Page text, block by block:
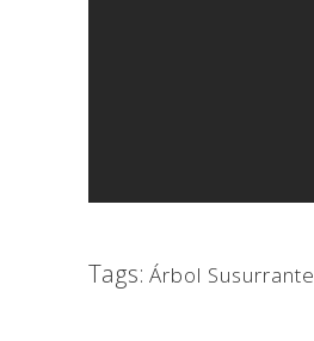
Tags: Árbol Susurrante